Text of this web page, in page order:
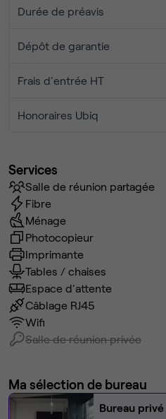
Durée de préavis
Dépôt de garantie
Frais d'entrée HT
Honoraires Ubiq
Services
Salle de réunion partagée
Fibre
Ménage
Photocopieur
Imprimante
Tables / chaises
Espace d'attente
Câblage RJ45
Wifi
Salle de réunion privée
Ma sélection de bureau
Bureau privé